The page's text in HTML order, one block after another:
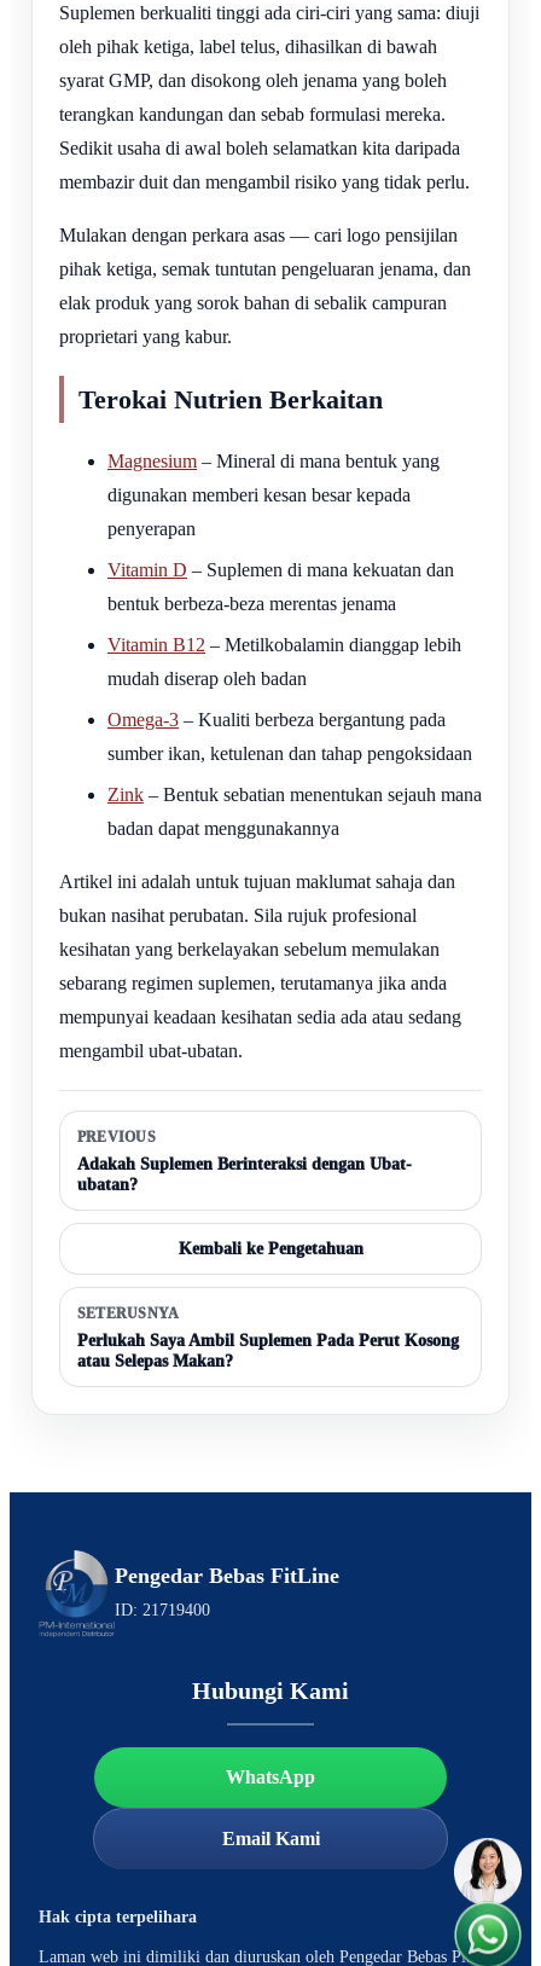
Suplemen berkualiti tinggi ada ciri-ciri yang sama: diuji
oleh pihak ketiga, label telus, dihasilkan di bawah
syarat GMP, dan disokong oleh jenama yang boleh
terangkan kandungan dan sebab formulasi mereka.
Sedikit usaha di awal boleh selamatkan kita daripada
membazir duit dan mengambil risiko yang tidak perlu.
Mulakan dengan perkara asas — cari logo pensijilan
pihak ketiga, semak tuntutan pengeluaran jenama, dan
elak produk yang sorok bahan di sebalik campuran
proprietari yang kabur.
Terokai Nutrien Berkaitan
Magnesium – Mineral di mana bentuk yang
digunakan memberi kesan besar kepada
penyerapan
Vitamin D – Suplemen di mana kekuatan dan
bentuk berbeza-beza merentas jenama
Vitamin B12 – Metilkobalamin dianggap lebih
mudah diserap oleh badan
Omega-3 – Kualiti berbeza bergantung pada
sumber ikan, ketulenan dan tahap pengoksidaan
Zink – Bentuk sebatian menentukan sejauh mana
badan dapat menggunakannya
Artikel ini adalah untuk tujuan maklumat sahaja dan
bukan nasihat perubatan. Sila rujuk profesional
kesihatan yang berkelayakan sebelum memulakan
sebarang regimen suplemen, terutamanya jika anda
mempunyai keadaan kesihatan sedia ada atau sedang
mengambil ubat-ubatan.
PREVIOUS
Adakah Suplemen Berinteraksi dengan Ubat-
ubatan?
Kembali ke Pengetahuan
SETERUSNYA
Perlukah Saya Ambil Suplemen Pada Perut Kosong
atau Selepas Makan?
Pengedar Bebas FitLine
ID: 21719400
Hubungi Kami
WhatsApp
Email Kami
Hak cipta terpelihara
Laman web ini dimiliki dan diuruskan oleh Pengedar Bebas PM-